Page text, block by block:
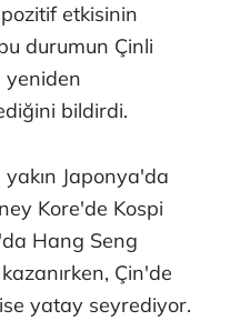
etkisinin
durumun Çinli
yeniden
bildirdi.
Japonya'da
Kore'de Kospi
Hang Seng
Çin'de
yatay seyrediyor.